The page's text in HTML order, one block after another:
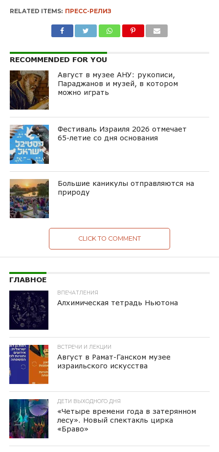
RELATED ITEMS: ПРЕСС-РЕЛИЗ
RECOMMENDED FOR YOU
Август в музее АНУ: рукописи,
Параджанов и музей, в котором
можно играть
Фестиваль Израиля 2026 отмечает
65-летие со дня основания
Большие каникулы отправляются на
природу
CLICK TO COMMENT
ГЛАВНОЕ
ВПЕЧАТЛЕНИЯ
Алхимическая тетрадь Ньютона
ВСТРЕЧИ И ЛЕКЦИИ
Август в Рамат-Ганском музее
израильского искусства
ДЕТИ ВЫХОДНОГО ДНЯ
«Четыре времени года в затерянном
лесу». Новый спектакль цирка
«Браво»